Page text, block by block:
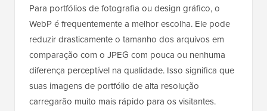
Para portfólios de fotografia ou design gráfico, o
WebP é frequentemente a melhor escolha. Ele pode
reduzir drasticamente o tamanho dos arquivos em
comparação com o JPEG com pouca ou nenhuma
diferença perceptível na qualidade. Isso significa que
suas imagens de portfólio de alta resolução
carregarão muito mais rápido para os visitantes.